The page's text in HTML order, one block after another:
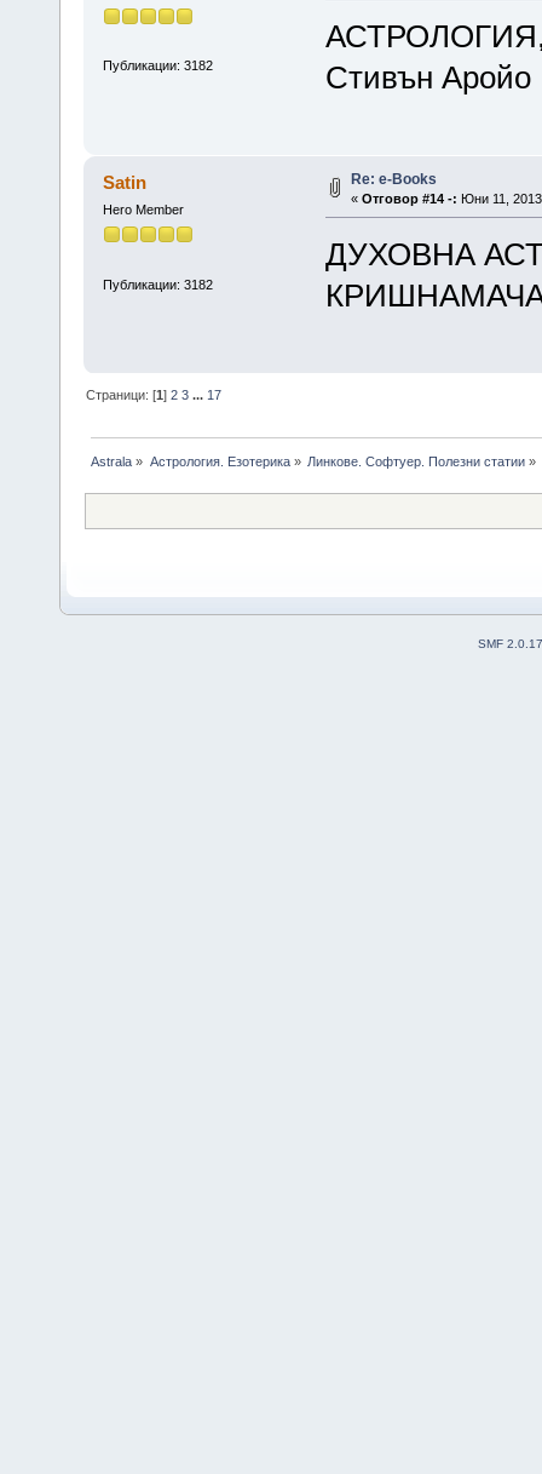
Публикации: 3182
Стивън Аройо
Satin
Hero Member
Публикации: 3182
Re: е-Books
« Отговор #14 -: Юни 11,
ДУХОВНА
Страници: [1]2 3 ... 17
Astrala » Астрология. Езотерика» Линкове. Софтуер. Полезни статии»
SMF 2.0.17